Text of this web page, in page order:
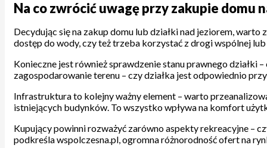
Na co zwrócić uwagę przy zakupie domu
Decydując się na zakup domu lub działki nad jeziorem,
dostęp do wody, czy też trzeba korzystać z drogi wspólnej
Konieczne jest również sprawdzenie stanu prawnego działki
zagospodarowanie terenu – czy działka jest odpowiednio
Infrastruktura to kolejny ważny element – warto
istniejących budynków. To wszystko wpływa na komfort
Kupujący powinni rozważyć zarówno aspekty rekreacyjne –
podkreśla wspolczesna.pl, ogromna różnorodność ofert na